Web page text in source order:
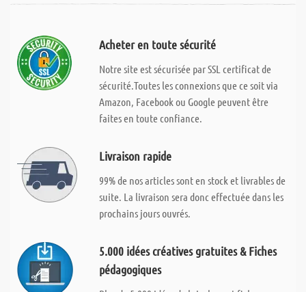
Acheter en toute sécurité
Notre site est sécurisée par SSL certificat de
sécurité.Toutes les connexions que ce soit via
Amazon, Facebook ou Google peuvent être
faites en toute confiance.
Livraison rapide
99% de nos articles sont en stock et livrables de
suite. La livraison sera donc effectuée dans les
prochains jours ouvrés.
5.000 idées créatives gratuites & Fiches
pédagogiques